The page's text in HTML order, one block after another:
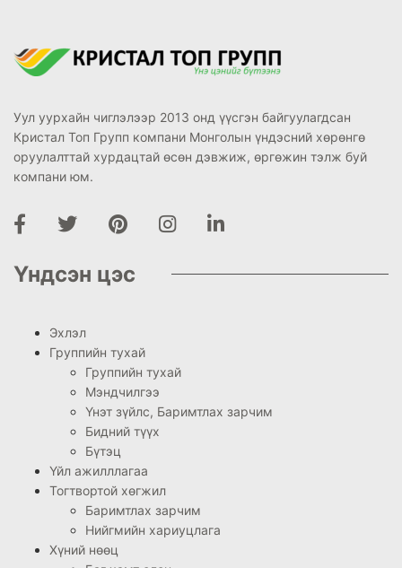
Уул уурхайн чиглэлээр 2013 онд үүсгэн байгуулагдсан
Кристал Топ Групп компани Монголын үндэсний хөрөнгө
оруулалттай хурдацтай өсөн дэвжиж, өргөжин тэлж буй
компани юм.
Үндсэн цэс
Эхлэл
Группийн тухай
Группийн тухай
Мэндчилгээ
Үнэт зүйлс, Баримтлах зарчим
Бидний түүх
Бүтэц
Үйл ажилллагаа
Тогтвортой хөгжил
Баримтлах зарчим
Нийгмийн хариуцлага
Хүний нөөц